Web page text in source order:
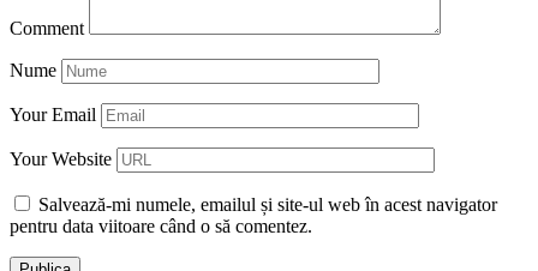
Comment
Nume
Your Email
Your Website
Salvează-mi numele, emailul și site-ul web în acest navigator
pentru data viitoare când o să comentez.